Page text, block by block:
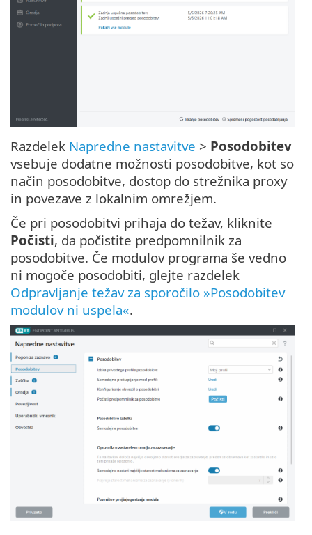
Razdelek Napredne nastavitve > Posodobitev
vsebuje dodatne možnosti posodobitve, kot so
način posodobitve, dostop do strežnika proxy
in povezave z lokalnim omrežjem.
Če pri posodobitvi prihaja do težav, kliknite
Počisti, da počistite predpomnilnik za
posodobitve. Če modulov programa še vedno
ni mogoče posodobiti, glejte razdelek
Odpravljanje težav za sporočilo »Posodobitev
modulov ni uspela«.